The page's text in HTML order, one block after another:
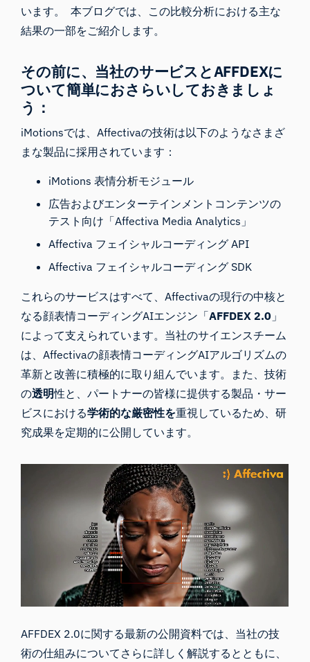
います。 本ブログでは、この比較分析における主な
結果の一部をご紹介します。
その前に、当社のサービスとAFFDEXに
ついて簡単におさらいしておきましょ
う：
iMotionsでは、Affectivaの技術は以下のようなさまざ
まな製品に採用されています：
iMotions 表情分析モジュール
広告およびエンターテインメントコンテンツの
テスト向け「Affectiva Media Analytics」
Affectiva フェイシャルコーディング API
Affectiva フェイシャルコーディング SDK
これらのサービスはすべて、Affectivaの現行の中核と
なる顔表情コーディングAIエンジン「AFFDEX 2.0 」
によって支えられています。当社のサイエンスチーム
は、Affectivaの顔表情コーディングAIアルゴリズムの
革新と改善に積極的に取り組んでいます。また、技術
の透明性と、パートナーの皆様に提供する製品・サー
ビスにおける学術的な厳密性を重視しているため、研
究成果を定期的に公開しています。
AFFDEX 2.0に関する最新の公開資料では、 当社の技
術の仕組みについてさらに詳しく解説するとともに、